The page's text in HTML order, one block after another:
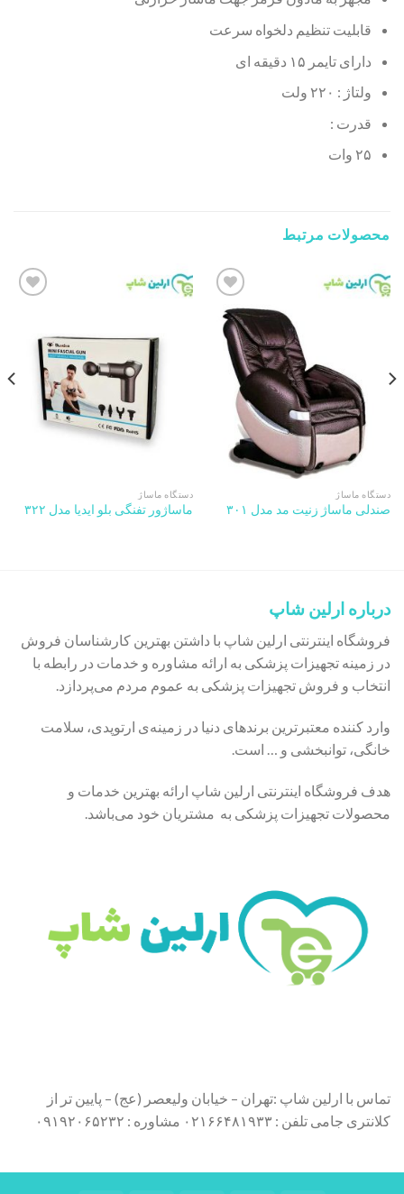
قابلیت تنظیم دلخواه سرعت
دارای تایمر ۱۵ دقیقه ای
ولتاژ : ۲۲۰ ولت
قدرت :
۲۵ وات
محصولات مرتبط
Add to
wishlist
دستگاه ماساژ
صندلی ماساژ زنیت مد مدل ۳۰۱
Add to
wishlist
دستگاه ماساژ
ماساژور تفنگی بلو ایدیا مدل ۳۲۲
درباره ارلین شاپ
فروشگاه اینترنتی ارلین شاپ با داشتن بهترین کارشناسان فروش
در زمینه تجهیزات پزشکی به ارائه مشاوره و خدمات در رابطه با
انتخاب و فروش تجهیزات پزشکی به عموم مردم می‌پردازد.
وارد کننده معتبرترین برندهای دنیا در زمینه‌ی ارتوپدی، سلامت
خانگی، توانبخشی و … است.
هدف فروشگاه اینترنتی ارلین شاپ ارائه بهترین خدمات و
محصولات تجهیزات پزشکی به مشتریان خود می‌باشد.
تماس با ارلین شاپ :تهران – خیابان ولیعصر (عج) – پایین تر از
کلانتری جامی تلفن : ۰۲۱۶۶۴۸۱۹۳۳ مشاوره : ۰۹۱۹۲۰۶۵۲۳۲